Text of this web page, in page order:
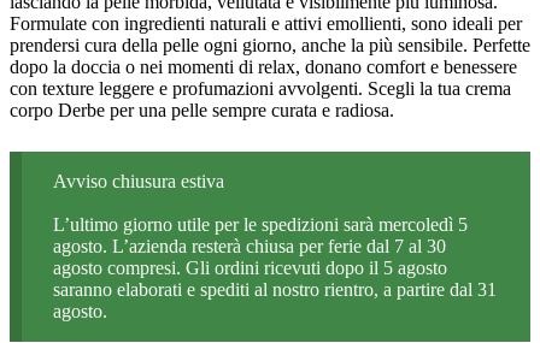
Formulate con ingredienti naturali e attivi emollienti, sono ideali per
prendersi cura della pelle ogni giorno, anche la più sensibile. Perfette
dopo la doccia o nei momenti di relax, donano comfort e benessere
con texture leggere e profumazioni avvolgenti. Scegli la tua crema
corpo Derbe per una pelle sempre curata e radiosa.
Avviso chiusura estiva
L’ultimo giorno utile per le spedizioni sarà mercoledì 5
agosto. L’azienda resterà chiusa per ferie dal 7 al 30
agosto compresi. Gli ordini ricevuti dopo il 5 agosto
saranno elaborati e spediti al nostro rientro, a partire dal 31
agosto.